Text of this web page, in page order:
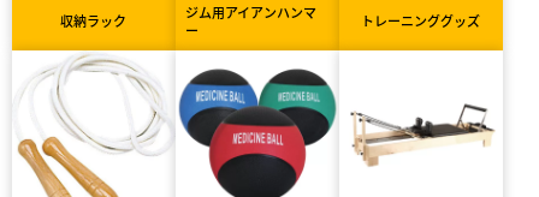
収納ラック
ジム用アイアンハンマ
ー
トレーニンググッズ